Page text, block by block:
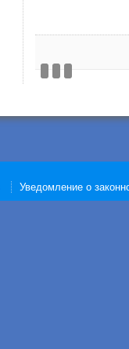
Уведомление о